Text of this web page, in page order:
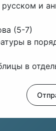
и
(5-7)
в
в